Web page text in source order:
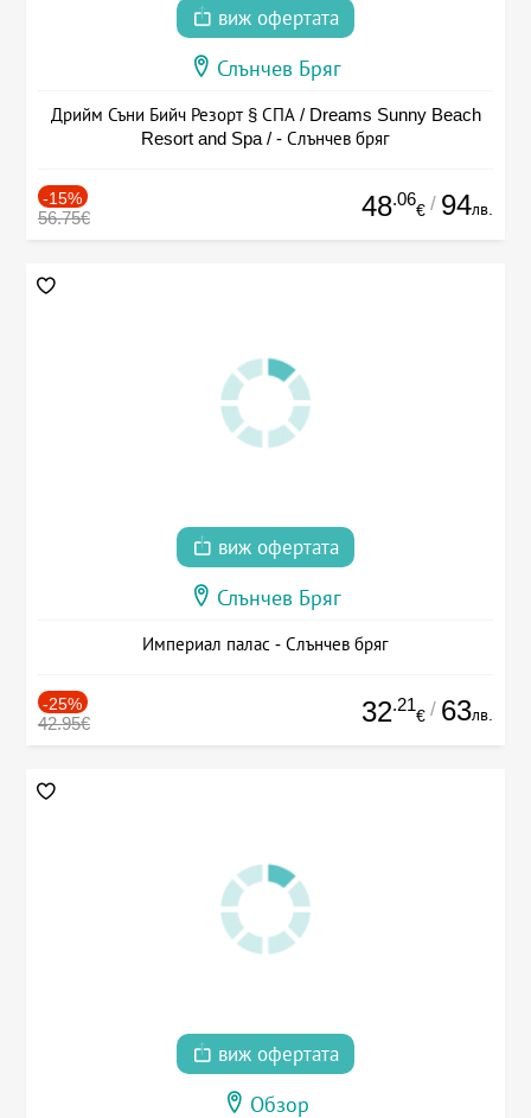
виж офертата
Слънчев Бряг
Дрийм Съни Бийч Резорт § СПА / Dreams Sunny Beach
Resort and Spa / - Слънчев бряг
-15%
56.75€ 48.06
€ / 94лв.
виж офертата
Слънчев Бряг
Империал палас - Слънчев бряг
-25%
42.95€ 32.21
€ / 63лв.
виж офертата
Обзор